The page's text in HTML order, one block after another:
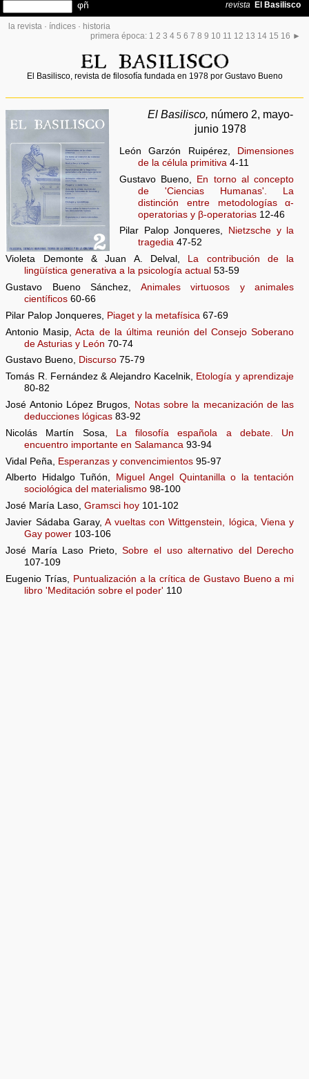
la revista · índices · historia
primera época: 1 2 3 4 5 6 7 8 9 10 11 12 13 14 15 16 ►
El Basilisco, revista de filosofía fundada en 1978 por Gustavo Bueno
El Basilisco, número 2, mayo-
junio 1978
León Garzón Ruipérez,
Dimensiones
de la célula primitiva 4-11
Gustavo Bueno, En torno al concepto
de 'Ciencias Humanas'. La
distinción entre metodologías α-
operatorias y β-operatorias 12-46
Pilar Palop Jonqueres,
Nietzsche y la
tragedia 47-52
Violeta Demonte & Juan A. Delval,
La contribución de la
lingüística generativa a la psicología actual 53-59
Gustavo Bueno Sánchez, Animales virtuosos y animales
científicos 60-66
Pilar Palop Jonqueres,
Piaget y la metafísica 67-69
Antonio Masip,Acta de la última reunión del Consejo Soberano
de Asturias y León 70-74
Gustavo Bueno, Discurso 75-79
Tomás R. Fernández & Alejandro Kacelnik, Etología y aprendizaje
80-82
José Antonio López Brugos, Notas sobre la mecanización de las
deducciones lógicas 83-92
Nicolás Martín Sosa,
La filosofía española a debate. Un
encuentro importante en Salamanca 93-94
Vidal Peña, Esperanzas y convencimientos 95-97
Alberto Hidalgo Tuñón,
Miguel Angel Quintanilla o la tentación
sociológica del materialismo 98-100
José María Laso,Gramsci hoy 101-102
Javier Sádaba Garay,A vueltas con Wittgenstein, lógica, Viena y
Gay power 103-106
José María Laso Prieto,Sobre el uso alternativo del Derecho
107-109
Eugenio Trías, Puntualización a la crítica de Gustavo Bueno a mi
libro 'Meditación sobre el poder' 110